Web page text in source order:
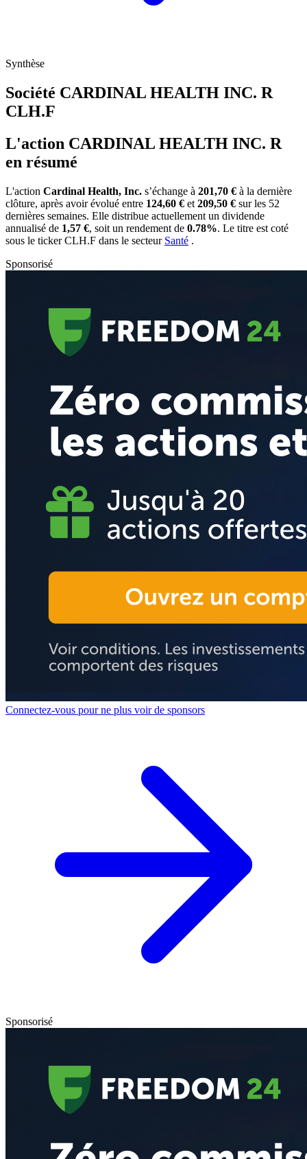
Synthèse
Société CARDINAL HEALTH INC. R
CLH.F
L'action CARDINAL HEALTH INC. R
en résumé
L'action Cardinal Health, Inc. s’échange à 201,70 € à la dernière
clôture, après avoir évolué entre 124,60 € et 209,50 € sur les 52
dernières semaines. Elle distribue actuellement un dividende
annualisé de 1,57 €, soit un rendement de 0.78%. Le titre est coté
sous le tickerCLH.F dans le secteur Santé .
Sponsorisé
Connectez-vous pour ne plus voir de sponsors
Sponsorisé